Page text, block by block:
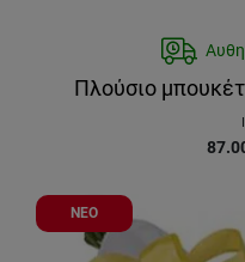
Πλούσιο
ΝΕΟ